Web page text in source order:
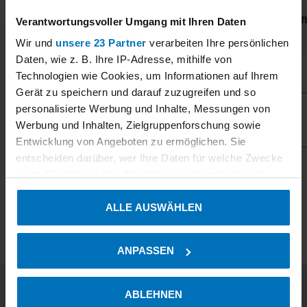
Verantwortungsvoller Umgang mit Ihren Daten
Wir und unsere 23 Partner verarbeiten Ihre persönlichen
Daten, wie z. B. Ihre IP-Adresse, mithilfe von
Technologien wie Cookies, um Informationen auf Ihrem
Gerät zu speichern und darauf zuzugreifen und so
personalisierte Werbung und Inhalte, Messungen von
Werbung und Inhalten, Zielgruppenforschung sowie
Entwicklung von Angeboten zu ermöglichen. Sie
entscheiden darüber, wer Ihre Daten für welche Zwecke
Cookie-Erklärung oder durch Klicken auf das Privacy
Trigger Symbol ändern oder widerrufen
Informationen über Ihre geografische Lage erfassen,
welche bis auf einige Meter genau sein können
Ihr Gerät durch aktives Scannen nach bestimmten
ALLE AUSWÄHLEN
ANPASSEN
ABLEHNEN
Produkt Zertifikat Datum
Immission:
Hygrophil H
4230-10 Serie A
3849277-ts 2021-05-05